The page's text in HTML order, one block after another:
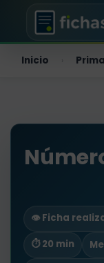
Inicio
👁️ Ficha
⏱ 20 min